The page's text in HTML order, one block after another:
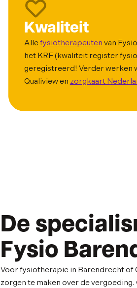
Kwaliteit
Allefysiotherapeuten van
het KRF (kwaliteit register
geregistreerd! Verder werken
Qualiview en zorgkaart
De
Fysio
Voor fysiotherapie in Barendrecht of
zorgen te maken over de